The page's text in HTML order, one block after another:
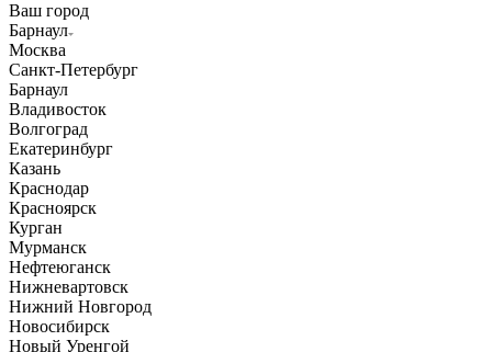
Ваш город
Барнаул
Москва
Санкт-Петербург
Барнаул
Владивосток
Волгоград
Екатеринбург
Казань
Краснодар
Красноярск
Курган
Мурманск
Нефтеюганск
Нижневартовск
Нижний Новгород
Новосибирск
Новый Уренгой